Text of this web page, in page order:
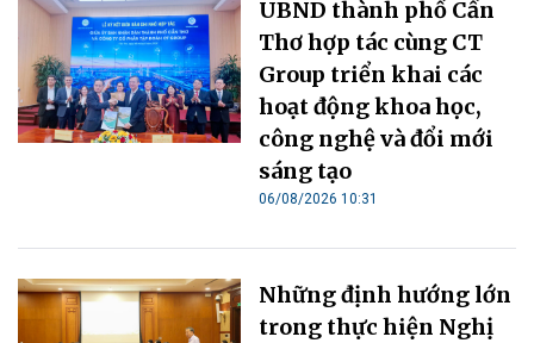
UBND thành phố Cần
Thơ hợp tác cùng CT
Group triển khai các
hoạt động khoa học,
công nghệ và đổi mới
sáng tạo
06/08/2026 10:31
Những định hướng lớn
trong thực hiện Nghị